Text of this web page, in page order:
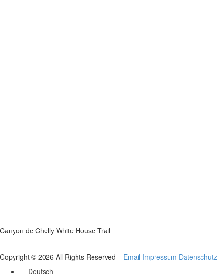
Canyon de Chelly White House Trail
Copyright © 2026 All Rights Reserved Email Impressum Datenschutz
Deutsch